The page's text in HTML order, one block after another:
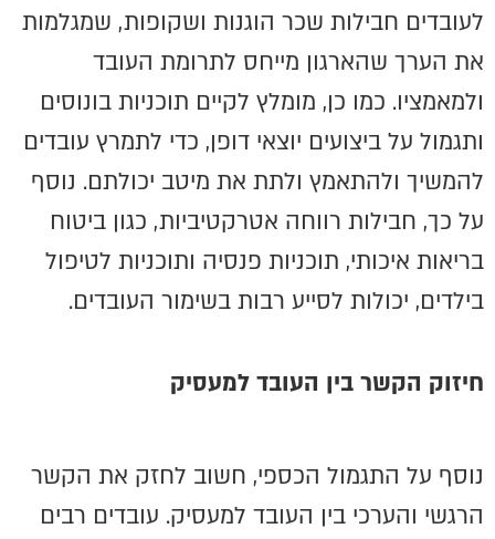
לעובדים חבילות שכר הוגנות ושקופות, שמגלמות
את הערך שהארגון מייחס לתרומת העובד
ולמאמציו. כמו כן, מומלץ לקיים תוכניות בונוסים
ותגמול על ביצועים יוצאי דופן, כדי לתמרץ עובדים
להמשיך ולהתאמץ ולתת את מיטב יכולתם. נוסף
על כך, חבילות רווחה אטרקטיביות, כגון ביטוח
בריאות איכותי, תוכניות פנסיה ותוכניות לטיפול
בילדים, יכולות לסייע רבות בשימור העובדים.
חיזוק הקשר בין העובד למעסיק
נוסף על התגמול הכספי, חשוב לחזק את הקשר
הרגשי והערכי בין העובד למעסיק. עובדים רבים